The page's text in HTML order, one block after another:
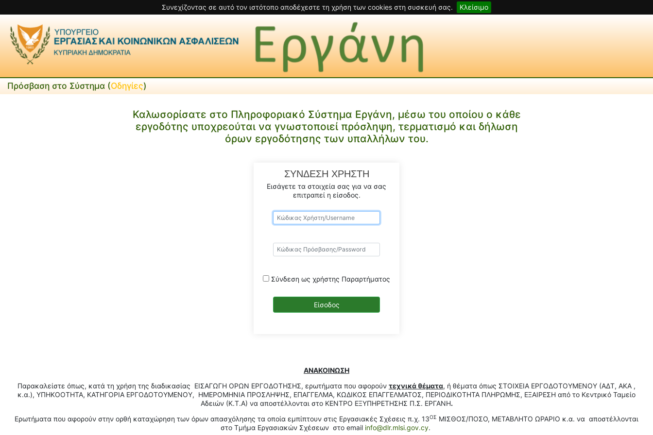
Συνεχίζοντας σε αυτό τον ιστότοπο αποδέχεστε τη χρήση των cookies στη συσκευή σας. Κλείσιμο
Πρόσβαση στο Σύστημα (Οδηγίες)
Καλωσορίσατε στο Πληροφοριακό Σύστημα Εργάνη, μέσω του οποίου ο κάθε
εργοδότης υποχρεούται να γνωστοποιεί πρόσληψη, τερματισμό και δήλωση
όρων εργοδότησης των υπαλλήλων του.
ΣΥΝΔΕΣΗ ΧΡΗΣΤΗ
Εισάγετε τα στοιχεία σας για να σας
επιτραπεί η είσοδος.
Σύνδεση ως χρήστης Παραρτήματος
ΑΝΑΚΟΙΝΩΣΗ
Παρακαλείστε όπως, κατά τη χρήση της διαδικασίας ΕΙΣΑΓΩΓΗ ΟΡΩΝ ΕΡΓΟΔΟΤΗΣΗΣ, ερωτήματα που αφορούν τεχνικά θέματα, ή θέματα όπως ΣΤΟΙΧΕΙΑ ΕΡΓΟΔΟΤΟΥΜΕΝΟΥ (ΑΔΤ, ΑΚΑ ,
κ.α.), ΥΠΗΚΟΟΤΗΤΑ, ΚΑΤΗΓΟΡΙΑ ΕΡΓΟΔΟΤΟΥΜΕΝΟΥ, ΗΜΕΡΟΜΗΝΙΑ ΠΡΟΣΛΗΨΗΣ, ΕΠΑΓΓΕΛΜΑ, ΚΩΔΙΚΟΣ ΕΠΑΓΓΕΛΜΑΤΟΣ, ΠΕΡΙΟΔΙΚΟΤΗΤΑ ΠΛΗΡΩΜΗΣ, ΕΞΑΙΡΕΣΗ από το Κεντρικό Ταμείο
Αδειών (Κ.Τ.Α) να αποστέλλονται στο ΚΕΝΤΡΟ ΕΞΥΠΗΡΕΤΗΣΗΣ Π.Σ. ΕΡΓΑΝΗ.
Ερωτήματα που αφορούν στην ορθή καταχώρηση των όρων απασχόλησης τα οποία εμπίπτουν στις Εργασιακές Σχέσεις π.χ. 13ΟΣ ΜΙΣΘΟΣ/ΠΟΣΟ, ΜΕΤΑΒΛΗΤΟ ΩΡΑΡΙΟ κ.α. να αποστέλλονται
στο Τμήμα Εργασιακών Σχέσεων στο email info@dlr.mlsi.gov.cy.